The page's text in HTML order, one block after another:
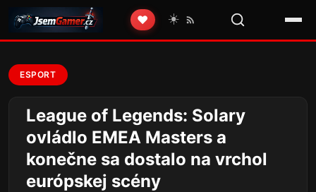
❤️ ☀️
ESPORT
League of Legends: Solary
ovládlo EMEA Masters a
konečne sa dostalo na vrchol
európskej scény